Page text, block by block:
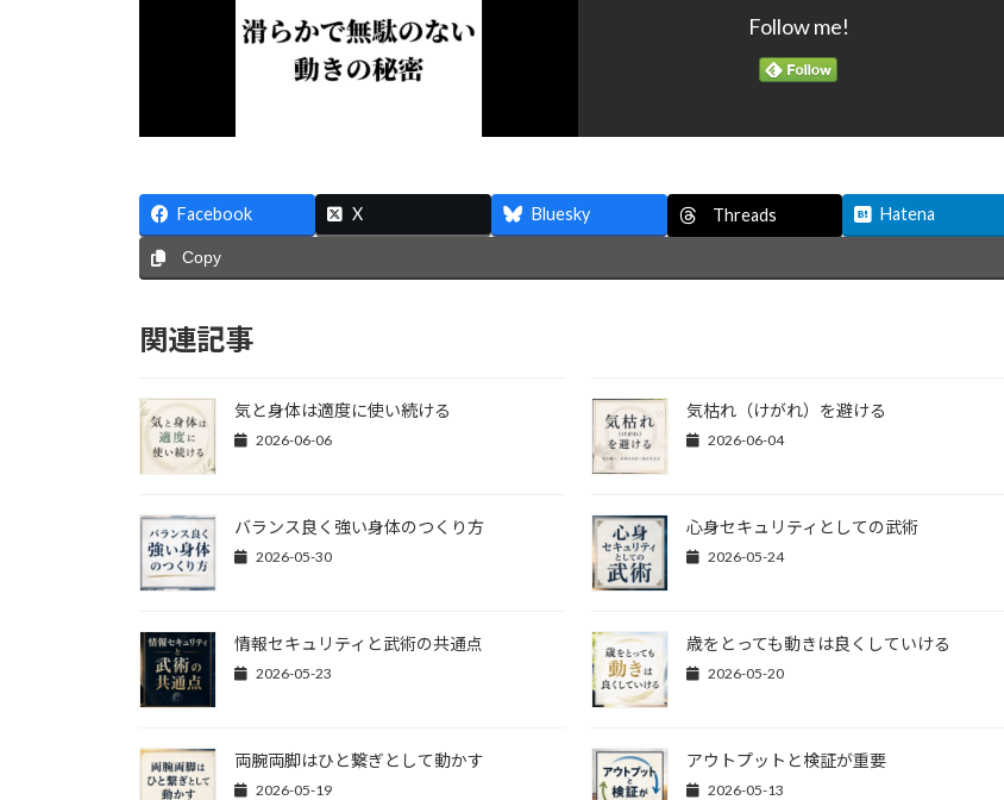
Follow me!
Facebook X Bluesky Threads Hatena
Copy
関連記事
気と身体は適度に使い続ける
2026-06-06
気枯れ（けがれ）を避ける
2026-06-04
バランス良く強い身体のつくり方
2026-05-30
心身セキュリティとしての武術
2026-05-24
情報セキュリティと武術の共通点
2026-05-23
歳をとっても動きは良くしていける
2026-05-20
両腕両脚はひと繋ぎとして動かす
2026-05-19
アウトプットと検証が重要
2026-05-13